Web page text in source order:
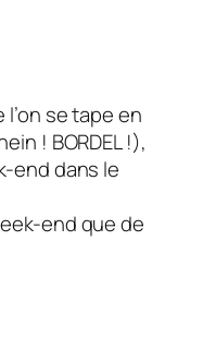
se tape en
! BORDEL !),
end dans le
end que de